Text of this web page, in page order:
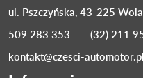
ul. Pszczyńska, 43-225 Wola
509 283 353
(32) 211
kontakt@czesci-automotor.pl